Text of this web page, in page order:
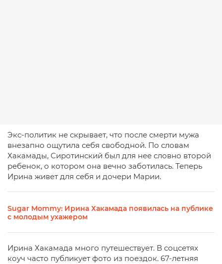
Экс-политик не скрывает, что после смерти мужа
внезапно ощутила себя свободной. По словам
Хакамады, Сиротинский был для нее словно второй
ребенок, о котором она вечно заботилась. Теперь
Ирина живет для себя и дочери Марии.
Sugar Mommy: Ирина Хакамада появилась на публике
с молодым ухажером
Ирина Хакамада много путешествует. В соцсетях
коуч часто публикует фото из поездок. 67-летняя